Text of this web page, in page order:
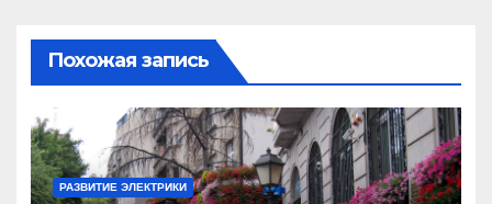
Похожая запись
РАЗВИТИЕ ЭЛЕКТРИКИ